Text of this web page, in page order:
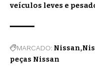
veículos leves e
MARCADO: Nissan
peças Nissan